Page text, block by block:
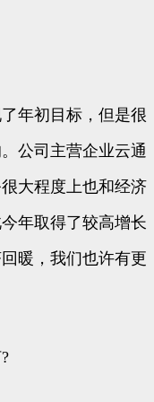
年初目标，但是很
公司主营企业云通
大程度上也和经济
年取得了较高增长
暖，我们也许有更